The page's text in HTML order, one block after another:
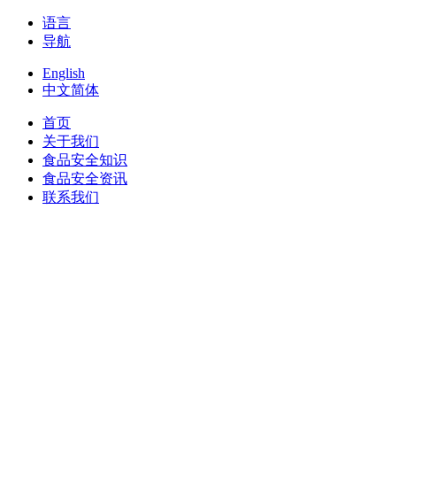
语言
导航
English
中文简体
首页
关于我们
食品安全知识
食品安全资讯
联系我们